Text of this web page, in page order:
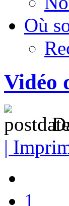
Où
Vidéo
|
1